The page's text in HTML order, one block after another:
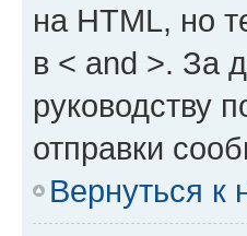
на HTML, но
в < and >. За
руководству
отправки
Вернуться к